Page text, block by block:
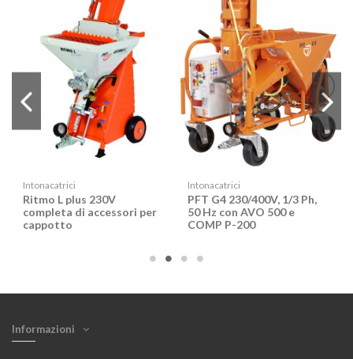
Intonacatrici
Ritmo L plus 230V
completa di accessori per
cappotto
Intonacatrici
PFT G4 230/400V, 1/3 Ph,
50 Hz con AVO 500 e
COMP P-200
Informazioni